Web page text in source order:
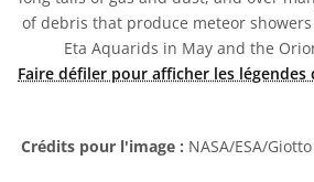
of debris that produce meteor
Eta Aquarids in May and the
Faire défiler pour afficher les légendes
Crédits pour l'image : NASA/ESA/